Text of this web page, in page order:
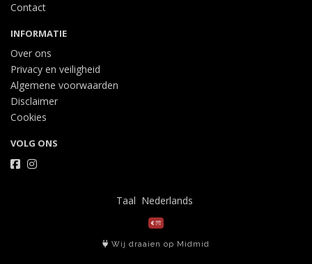
Contact
INFORMATIE
Over ons
Privacy en veiligheid
Algemene voorwaarden
Disclaimer
Cookies
VOLG ONS
Taal
Wij draaien op Midmid